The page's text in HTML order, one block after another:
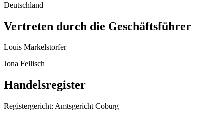
Deutschland
Vertreten durch die Geschäftsführer
Louis Markelstorfer
Jona Fellisch
Handelsregister
Registergericht: Amtsgericht Coburg